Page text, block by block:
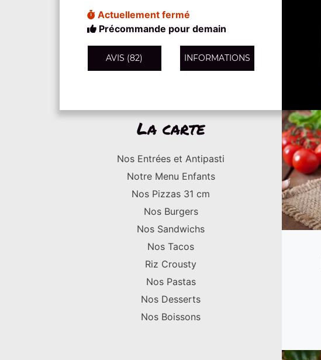
Actuellement fermé
Précommande pour demain
AVIS (82) INFORMATIONS
La carte
Nos Entrées et Antipasti
Notre Menu Enfants
Nos Pizzas 31 cm
Nos Burgers
Nos Sandwichs
Nos Tacos
Riz Crousty
Nos Pastas
Nos Desserts
Nos Boissons